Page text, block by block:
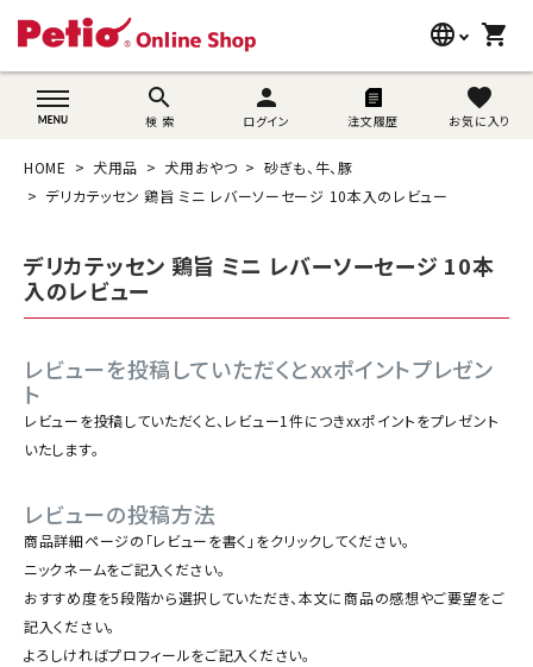
language
wovn-lang-name
shopping_cart
search
検 索
person
ログイン 注文履歴
favorite
お気に入り
search
猫用品
ブランド別に探す
目的別に探す
SNS
ACCOUNT MENU
ようこそ ゲスト 様
meeting_room ログイン person
HOME 犬用品 犬用おやつ
砂ぎも、牛、豚
デリカテッセン 鶏旨 ミニ レバーソーセージ 10本入のレビュー
デリカテッセン 鶏旨 ミニ レバーソーセージ 10本
入のレビュー
レビューを投稿していただくとxxポイントプレゼン
ト
レビューを投稿していただくと、レビュー1件につきxxポイントをプレゼント
いたします。
レビューの投稿方法
商品詳細ページの「レビューを書く」をクリックしてください。
ニックネームをご記入ください。
おすすめ度を5段階から選択していただき、本文に商品の感想やご要望をご
記入ください。
よろしければプロフィールをご記入ください。